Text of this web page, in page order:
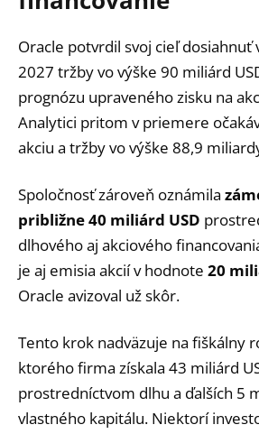
Oracle potvrdil svoj cieľ
2027 tržby vo výške 90 miliárd
prognózu upraveného zisku na
Analytici pritom v priemere
akciu a tržby vo výške 88,9
Spoločnosť zároveň oznámila
približne 40 miliárd USD
dlhového aj akciového
je aj emisia akcií v hodnote 20
Oracle avizoval už skôr.
Tento krok nadväzuje na fiškálny
ktorého firma získala 43 miliárd
prostredníctvom dlhu a ďalších 5
vlastného kapitálu. Niektorí